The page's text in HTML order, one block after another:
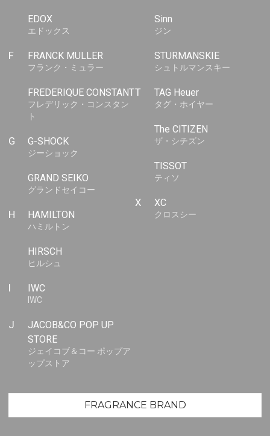
EDOX
エドックス
F FRANCK MULLER
フランク・ミュラー
FREDERIQUE CONSTANT
フレデリック・コンスタン
ト
G G-SHOCK
ジーショック
GRAND SEIKO
グランドセイコー
H HAMILTON
ハミルトン
HIRSCH
ヒルシュ
IWC
IWC
J
JACOB&CO POP UP
STORE
ジェイコブ＆コー ポップア
ップストア
Sinn
ジン
STURMANSKIE
シュトルマンスキー
T TAG Heuer
タグ・ホイヤー
The CITIZEN
ザ・シチズン
TISSOT
ティソ
X XC
クロスシー
FRAGRANCE BRAND